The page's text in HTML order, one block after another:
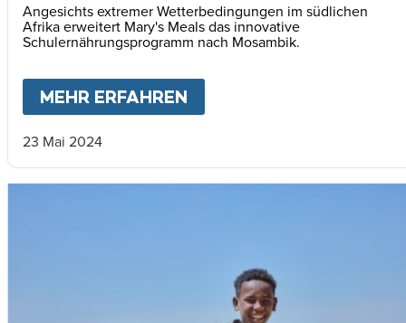
Angesichts extremer Wetterbedingungen im südlichen
Afrika erweitert Mary's Meals das innovative
Schulernährungsprogramm nach Mosambik.
MEHR ERFAHREN
23 Mai 2024